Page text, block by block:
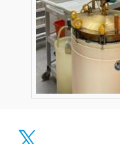
Twitter